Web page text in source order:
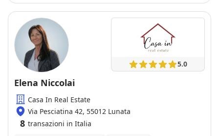
5.0
Elena Niccolai
Casa In Real Estate
Via Pesciatina 42, 55012 Lunata
8 transazioni in Italia